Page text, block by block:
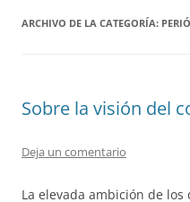
ARCHIVO DE LA CATEGORÍA:
Sobre la visión del
Deja un comentario
La elevada ambición de